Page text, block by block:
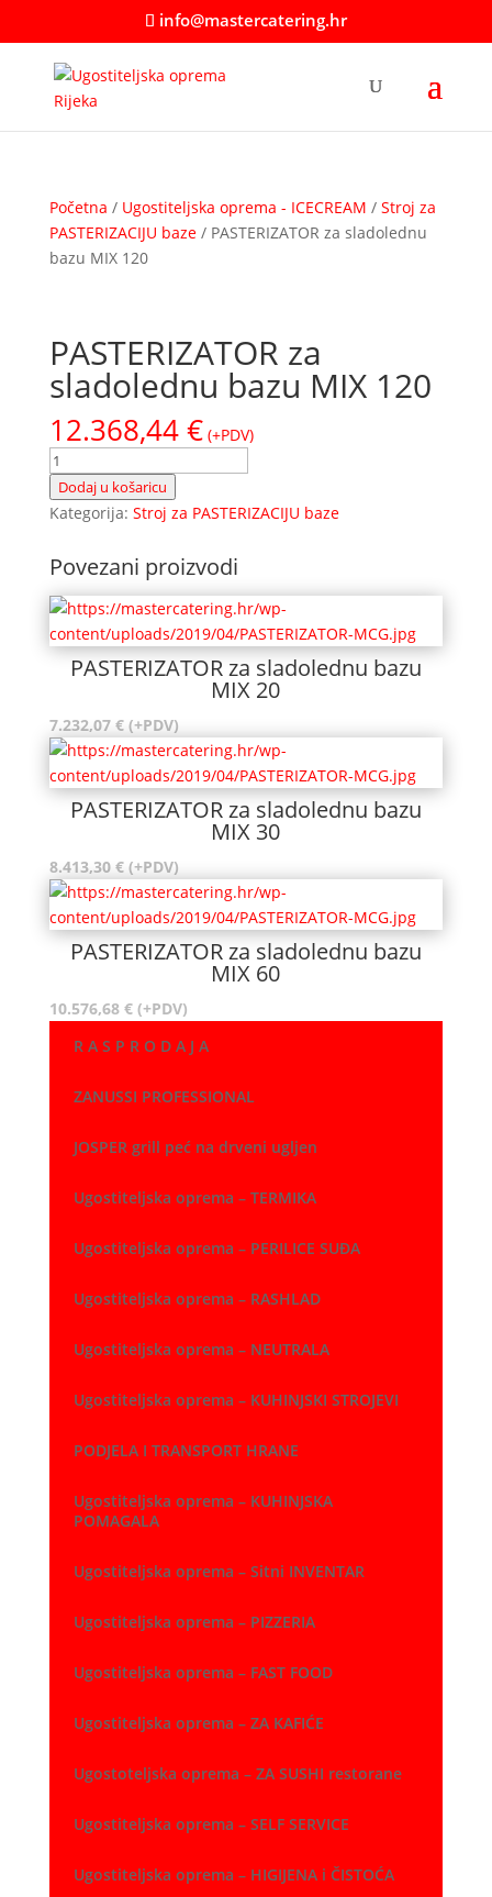
info@mastercatering.hr
Početna / Ugostiteljska oprema - ICECREAM / Stroj za
PASTERIZACIJU baze/ PASTERIZATOR za sladolednu
bazu MIX 120
PASTERIZATOR za
sladolednu bazu MIX 120
12.368,44€ (+PDV)
PASTERIZATOR
za
sladolednu
MIX
količina
Dodaj u košaricu
Kategorija: Stroj za PASTERIZACIJU baze
Povezani proizvodi
PASTERIZATOR za sladolednu bazu
MIX 20
7.232,07 € (+PDV)
PASTERIZATOR za sladolednu bazu
MIX 30
8.413,30 € (+PDV)
PASTERIZATOR za sladolednu bazu
MIX 60
10.576,68 € (+PDV)
R A S P R O D A J A
ZANUSSI PROFESSIONAL
JOSPER grill peć na drveni ugljen
Ugostiteljska oprema – TERMIKA
Ugostiteljska oprema – PERILICE SUĐA
Ugostiteljska oprema – RASHLAD
Ugostiteljska oprema – NEUTRALA
Ugostiteljska oprema – KUHINJSKI STROJEVI
PODJELA I TRANSPORT HRANE
Ugostiteljska oprema – KUHINJSKA
POMAGALA
Ugostiteljska oprema – Sitni INVENTAR
Ugostiteljska oprema – PIZZERIA
Ugostiteljska oprema – FAST FOOD
Ugostiteljska oprema – ZA KAFIĆE
Ugostoteljska oprema – ZA SUSHI restorane
Ugostiteljska oprema – SELF SERVICE
Ugostiteljska oprema – HIGIJENA i ČISTOĆA